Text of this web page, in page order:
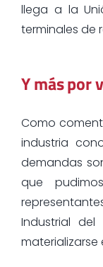
llega a la
terminales de
Y más por
Como
industria
demandas
que
Industrial
materializarse